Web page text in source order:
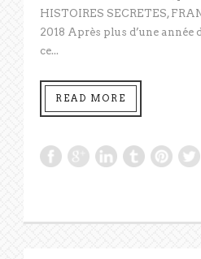
HISTOIRES SECRETES,
2018 Après plus d’une année
ce...
READ MORE